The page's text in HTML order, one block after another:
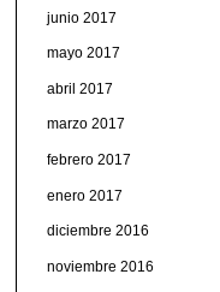
junio 2017
mayo 2017
abril 2017
marzo 2017
febrero 2017
enero 2017
diciembre 2016
noviembre 2016